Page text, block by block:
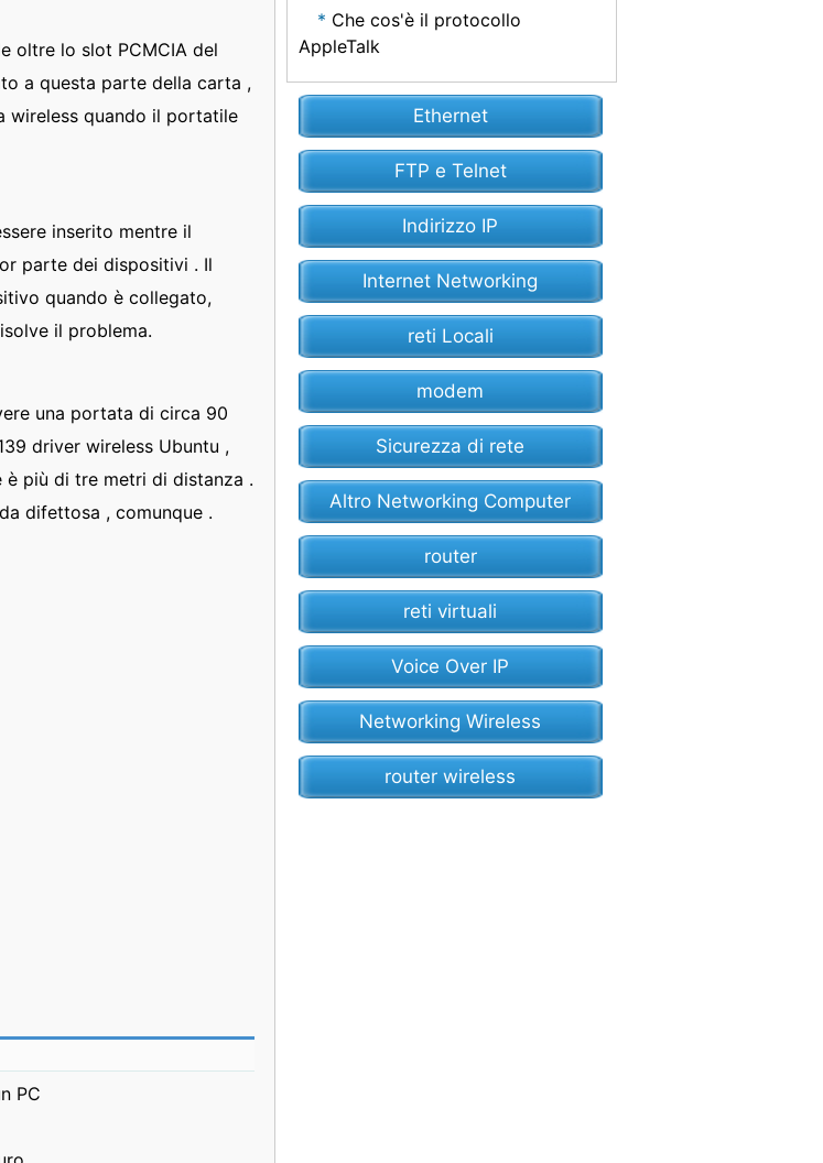
oltre lo slot PCMCIA del
a questa parte della carta ,
wireless quando il portatile
inserito mentre il
parte dei dispositivi . Il
quando è collegato,
il problema.
una portata di circa 90
driver wireless Ubuntu ,
è più di tre metri di distanza .
difettosa , comunque .
PC
Che cos'è il protocollo
AppleTalk
Ethernet
FTP e Telnet
Indirizzo IP
Internet Networking
reti Locali
modem
Sicurezza di rete
Altro Networking Computer
router
reti virtuali
Voice Over IP
Networking Wireless
router wireless